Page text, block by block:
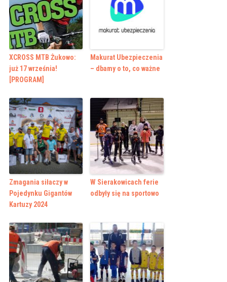
XCROSS MTB Żukowo:
już 17 września!
[PROGRAM]
Makurat Ubezpieczenia
– dbamy o to, co ważne
Zmagania siłaczy w
Pojedynku Gigantów
Kartuzy 2024
W Sierakowicach ferie
odbyły się na sportowo